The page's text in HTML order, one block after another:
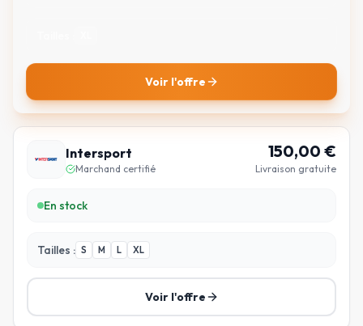
Voir l'offre
Intersport
Marchand certifié
150,00 €
Livraison gratuite
En stock
Tailles : S M L XL
Voir l'offre